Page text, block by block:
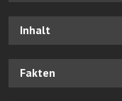
Inhalt
Fakten